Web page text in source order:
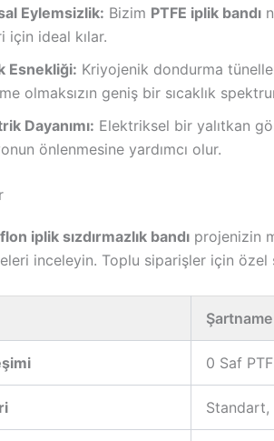
Eylemsizlik: Bizim PTFE iplik bandı
için ideal kılar.
Esnekliği: Kriyojenik dondurma
olmaksızın geniş bir sıcaklık
Dayanımı: Elektriksel bir yalıtkan
önlenmesine yardımcı olur.
iplik sızdırmazlık bandı projenizin
inceleyin. Toplu siparişler için
0 Saf
Standart,